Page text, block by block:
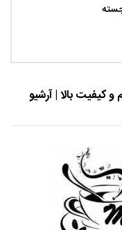
کیفیت بالا | آرشیو